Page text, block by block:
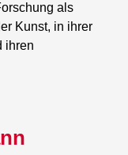
als
Kunst, in ihrer
ihren